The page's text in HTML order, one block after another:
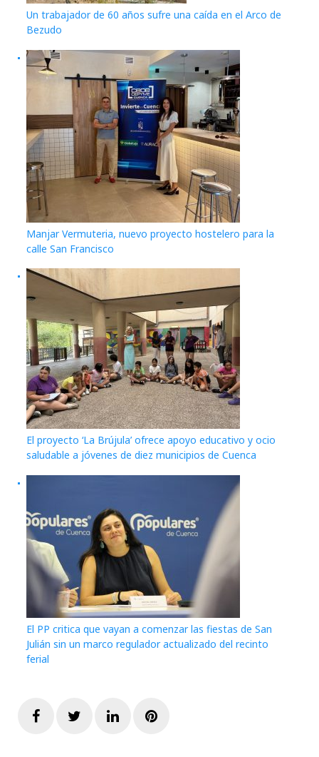
Un trabajador de 60 años sufre una caída en el Arco de
Bezudo
Manjar Vermuteria, nuevo proyecto hostelero para la
calle San Francisco
El proyecto ‘La Brújula’ ofrece apoyo educativo y ocio
saludable a jóvenes de diez municipios de Cuenca
El PP critica que vayan a comenzar las fiestas de San
Julián sin un marco regulador actualizado del recinto
ferial
FacebookTwitterLinkedInPinterest